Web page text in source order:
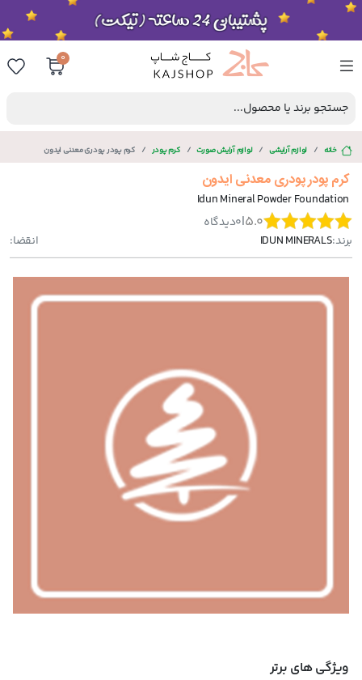
0
جستجو برند یا محصول...
خانه لوازم آرایشی لوازم آرایش صورت کرم پودر کرم پودر پودری معدنی ایدون
کرم پودر پودری معدنی ایدون
Idun Mineral Powder Foundation
5.0
|
0دیدگاه
برند:IDUN MINERALS انقضا:
ویژگی های برتر